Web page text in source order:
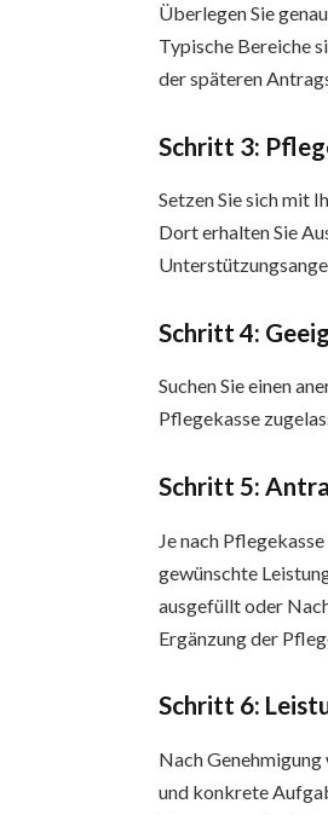
Überlegen Sie
Typische Bereiche
der späteren
Schritt 3:
Setzen Sie sich mit
Dort erhalten Sie
Schritt 4:
Suchen Sie einen
Pflegekasse
Schritt 5:
Je nach
gewünschte
ausgefüllt oder
Ergänzung der
Schritt 6:
Nach
und konkrete